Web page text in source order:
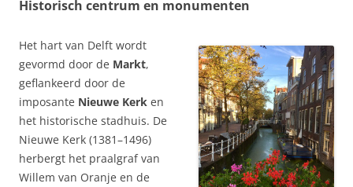
Historisch centrum en monumenten
Het hart van Delft wordt
gevormd door de Markt,
geflankeerd door de
imposante Nieuwe Kerk en
het historische stadhuis. De
Nieuwe Kerk (1381–1496)
herbergt het praalgraf van
Willem van Oranje en de